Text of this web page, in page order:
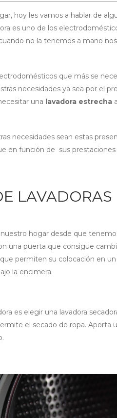
hoy les vamos a hablar de
es uno de los
no la tenemos a mano
que más se
necesidades ya sea por el
una lavadora estrecha
necesidades sean estas
en función de sus
LAVADORAS
hogar desde que
una puerta que consigue
permiten su colocación en
la encimera.
es elegir una lavadora
el secado de ropa. Aporta